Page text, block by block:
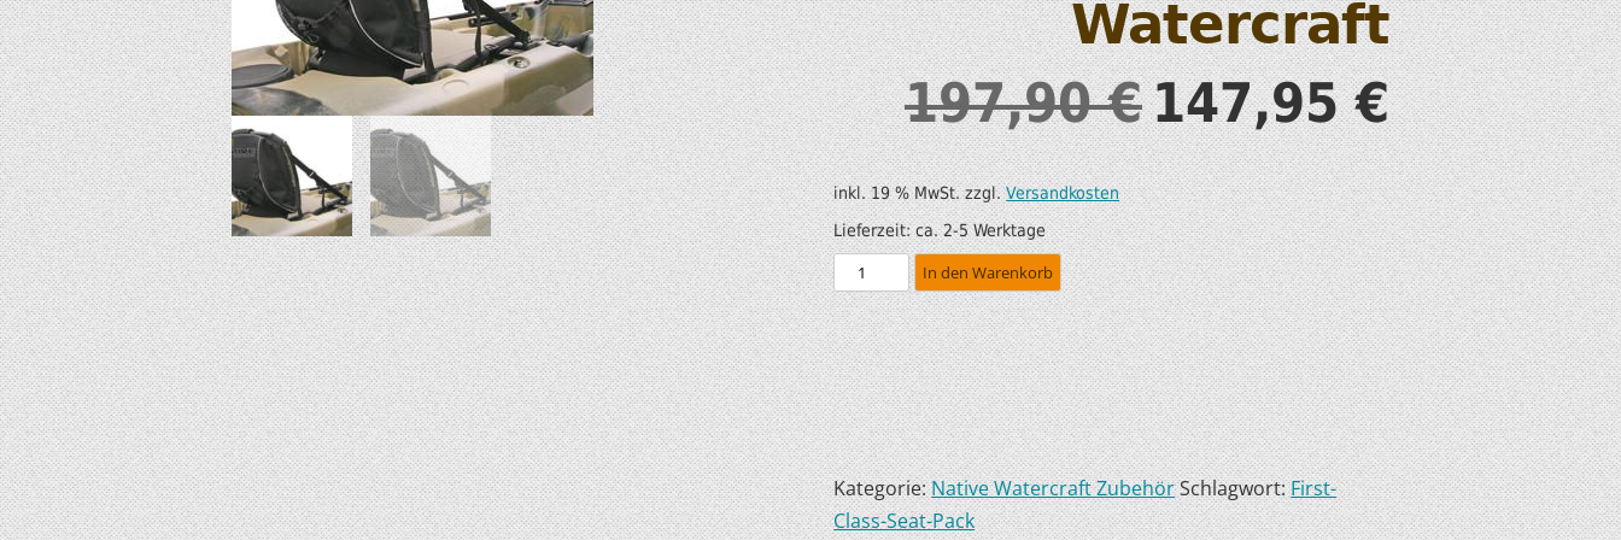
SUP AIR SUP
MODUL KAJAKS
LUFTBOOTE
LEICHTE BOOTE FÜR IHR
WOHNMOBIL
SONDERANGEBOTE/SALE
WILDERNESS SYSTEMS
ZUBEHÖR
DOPPELPADDEL
STECHPADDEL
WESTEN & SICHERHEIT
TRANSPORT &
LAGERUNG
BOOTSWAGEN
SPRITZDECKEN/
LUKENDECKEL
RAM ZUBEHÖR
Watercraft
197,90€147,95€
inkl. 19 % MwSt. zzgl.Versandkosten
Lieferzeit:ca. 2-5 Werktage
In den Warenkorb
Kategorie:Native Watercraft ZubehörSchlagwort:First-
Class-Seat-Pack